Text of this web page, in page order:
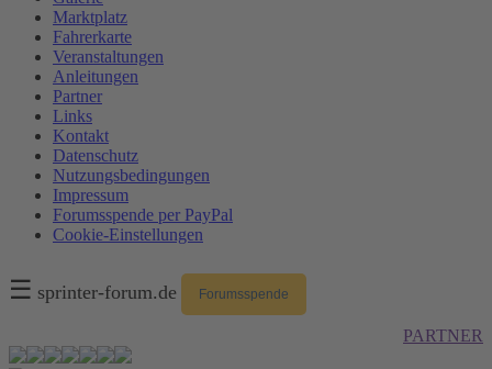
Marktplatz
Fahrerkarte
Veranstaltungen
Anleitungen
Partner
Links
Kontakt
Datenschutz
Nutzungsbedingungen
Impressum
Forumsspende per PayPal
Cookie-Einstellungen
☰ sprinter-forum.de Forumsspende
PARTNER